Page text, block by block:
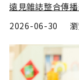
遠見雜誌整合傳
2026-06-30